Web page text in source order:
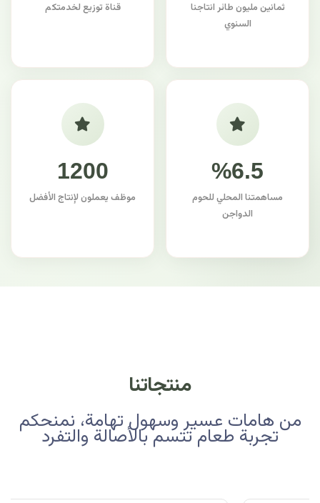
ثمانين مليون طائر انتاجنا
السنوي
قناة توزيع لخدمتكم
%6.5
مساهمتنا المحلي للحوم
الدواجن
1200
موظف يعملون لإنتاج الأفضل
منتجاتنا
من هامات عسير وسهول تهامة، نمنحكم
تجربة طعام تتسم بالأصالة والتفرد